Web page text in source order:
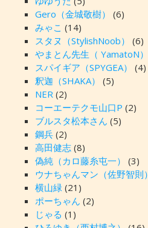
Gero（金城敬樹）
(6)
みゃこ (14)
スタヌ（StylishNoob）
(6)
やまとん先生（ YamatoN）
スパイギア（SPYGEA）
(4)
釈迦（SHAKA）
(5)
NER (2)
コーエーテクモ山口P (2)
ブルスタ松本さん (5)
鋼兵(2)
高田健志(8)
偽純（カロ藤糸屯一）
(3)
ウナちゃんマン（佐野智則）
横山緑 (21)
ポーちゃん (2)
じゃる (1)